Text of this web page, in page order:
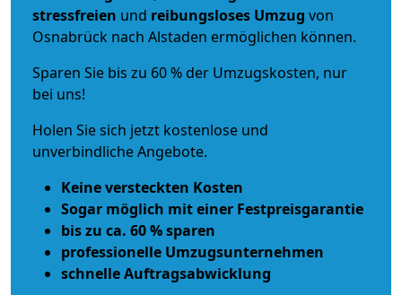
stressfreien und reibungsloses Umzug von
Osnabrück nach Alstaden ermöglichen können.
Sparen Sie bis zu 60 % der Umzugskosten, nur
bei uns!
Holen Sie sich jetzt kostenlose und
unverbindliche Angebote.
Keine versteckten Kosten
Sogar möglich mit einer Festpreisgarantie
bis zu ca. 60 % sparen
professionelle Umzugsunternehmen
schnelle Auftragsabwicklung